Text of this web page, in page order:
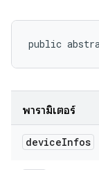
public
พารามิเตอร์
deviceInfos